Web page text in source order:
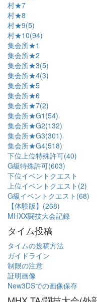
村★7
村★8
村★9(5)
村★10(94)
集会所★1
集会所★2
集会所★3(5)
集会所★4(3)
集会所★5
集会所★6
集会所★7(2)
集会所★G1(54)
集会所★G2(132)
集会所★G3(301)
集会所★G4(518)
下位上位特殊許可(40)
G級特殊許可(603)
下位イベントクエスト
上位イベントクエスト(2)
G級イベントクエスト(68)
【体験版】(268)
MHXX闘技大会記録
タイム投稿
タイムの投稿方法
ガイドライン
制限の注意
証明画像
New3DSでの画像保存